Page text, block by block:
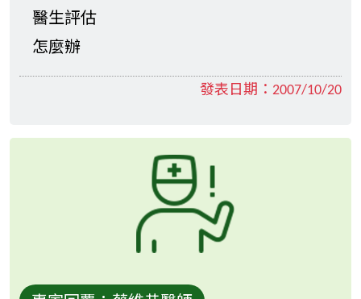
醫生評估
怎麼辦
發表日期： 2007/10/20